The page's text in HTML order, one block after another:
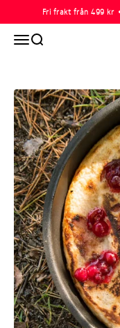
Hoppa till innehållet
Fri frakt från 499 kr
Öppna navigeringsmenyn
Öppna sök